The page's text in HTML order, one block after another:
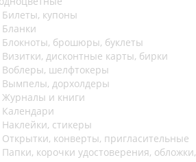
Билеты, купоны
Бланки
Блокноты, брошюры, буклеты
Визитки, дисконтные карты, бирки
Воблеры, шелфтокеры
Вымпелы, дорхолдеры
Журналы и книги
Календари
Наклейки, стикеры
Открытки, конверты, пригласительные
Папки, корочки удостоверения, обложки,